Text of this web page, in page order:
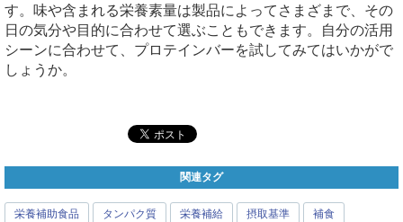
す。味や含まれる栄養素量は製品によってさまざまで、その
日の気分や目的に合わせて選ぶこともできます。自分の活用
シーンに合わせて、プロテインバーを試してみてはいかがで
しょうか。
関連タグ
栄養補助食品 タンパク質 栄養補給 摂取基準 補食